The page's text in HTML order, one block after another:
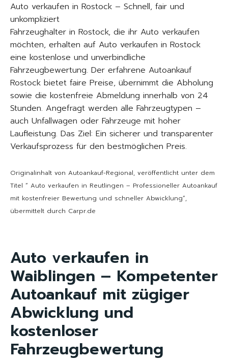
Auto verkaufen in Rostock – Schnell, fair und
unkompliziert
Fahrzeughalter in Rostock, die ihr Auto verkaufen
möchten, erhalten auf Auto verkaufen in Rostock
eine kostenlose und unverbindliche
Fahrzeugbewertung. Der erfahrene Autoankauf
Rostock bietet faire Preise, übernimmt die Abholung
sowie die kostenfreie Abmeldung innerhalb von 24
Stunden. Angefragt werden alle Fahrzeugtypen –
auch Unfallwagen oder Fahrzeuge mit hoher
Laufleistung. Das Ziel: Ein sicherer und transparenter
Verkaufsprozess für den bestmöglichen Preis.
Originalinhalt von Autoankauf-Regional, veröffentlicht unter dem
Titel “ Auto verkaufen in Reutlingen – Professioneller Autoankauf
mit kostenfreier Bewertung und schneller Abwicklung“,
übermittelt durch Carpr.de
Auto verkaufen in
Waiblingen – Kompetenter
Autoankauf mit zügiger
Abwicklung und
kostenloser
Fahrzeugbewertung